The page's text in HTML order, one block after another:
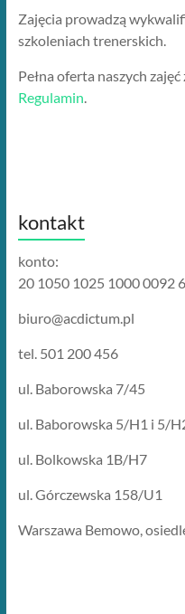
Zajęcia prowadzą
szkoleniach trenerskich.
Pełna oferta naszych
Regulamin.
kontakt
konto:
20 1050 1025 1000 0092
biuro@acdictum.pl
tel. 501 200 456
ul. Baborowska 7/45
ul. Baborowska 5/H1 i 5/
ul. Bolkowska 1B/H7
ul. Górczewska 158/U1
Warszawa Bemowo,